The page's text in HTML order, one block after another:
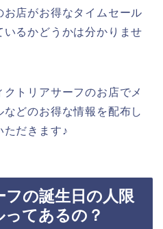
店がお得なタイムセール
るかどうかは分かりませ
トリアサーフのお店でメ
どのお得な情報を配布し
ただきます♪
の誕生日の人限
てあるの？